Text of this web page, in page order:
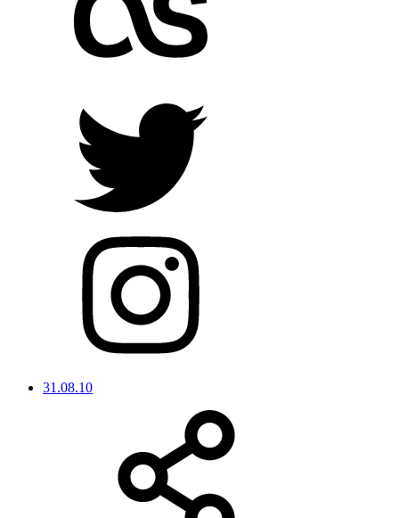
31.08.10